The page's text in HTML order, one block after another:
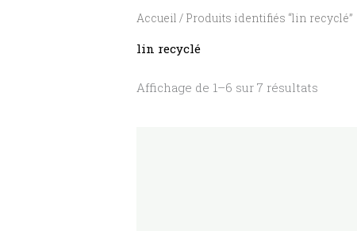
Accueil / Produits identifiés “lin recyclé”
lin recyclé
Affichage de 1–6 sur 7 résultats